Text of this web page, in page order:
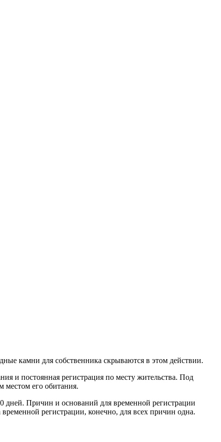
камни для собственника скрываются в этом действии.
и постоянная регистрация по месту жительства. Под
местом его обитания.
дней. Причин и оснований для временной регистрации
регистрации, конечно, для всех причин одна.